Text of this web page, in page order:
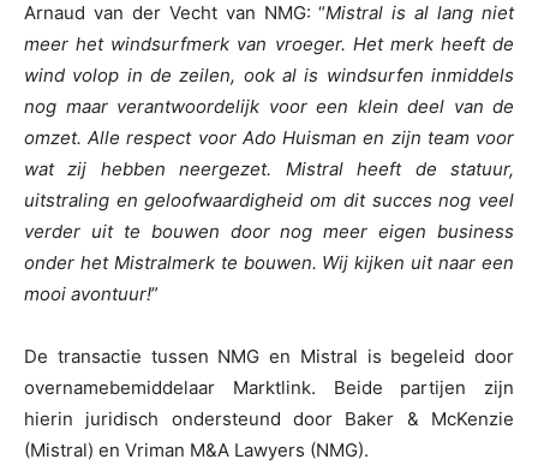
Arnaud van der Vecht van NMG: “Mistral is al lang niet
meer het windsurfmerk van vroeger. Het merk heeft de
wind volop in de zeilen, ook al is windsurfen inmiddels
nog maar verantwoordelijk voor een klein deel van de
omzet. Alle respect voor Ado Huisman en zijn team voor
wat zij hebben neergezet. Mistral heeft de statuur,
uitstraling en geloofwaardigheid om dit succes nog veel
verder uit te bouwen door nog meer eigen business
onder het Mistralmerk te bouwen. Wij kijken uit naar een
mooi avontuur!”
De transactie tussen NMG en Mistral is begeleid door
overnamebemiddelaar Marktlink. Beide partijen zijn
hierin juridisch ondersteund door Baker & McKenzie
(Mistral) en Vriman M&A Lawyers (NMG).